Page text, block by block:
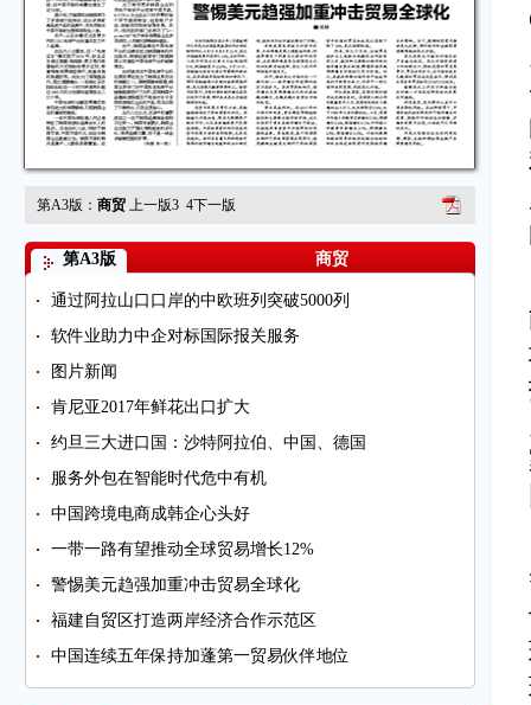
第A3版： 商贸 上一版3 4下一版
第A3版 商贸
通过阿拉山口口岸的中欧班列突破5000列
软件业助力中企对标国际报关服务
图片新闻
肯尼亚2017年鲜花出口扩大
约旦三大进口国：沙特阿拉伯、中国、德国
服务外包在智能时代危中有机
中国跨境电商成韩企心头好
一带一路有望推动全球贸易增长12%
警惕美元趋强加重冲击贸易全球化
福建自贸区打造两岸经济合作示范区
中国连续五年保持加蓬第一贸易伙伴地位